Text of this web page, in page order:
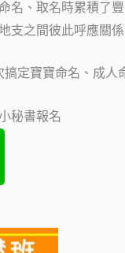
名、取名時累積了
支之間彼此呼應關
定寶寶命名、成人
秘書報名